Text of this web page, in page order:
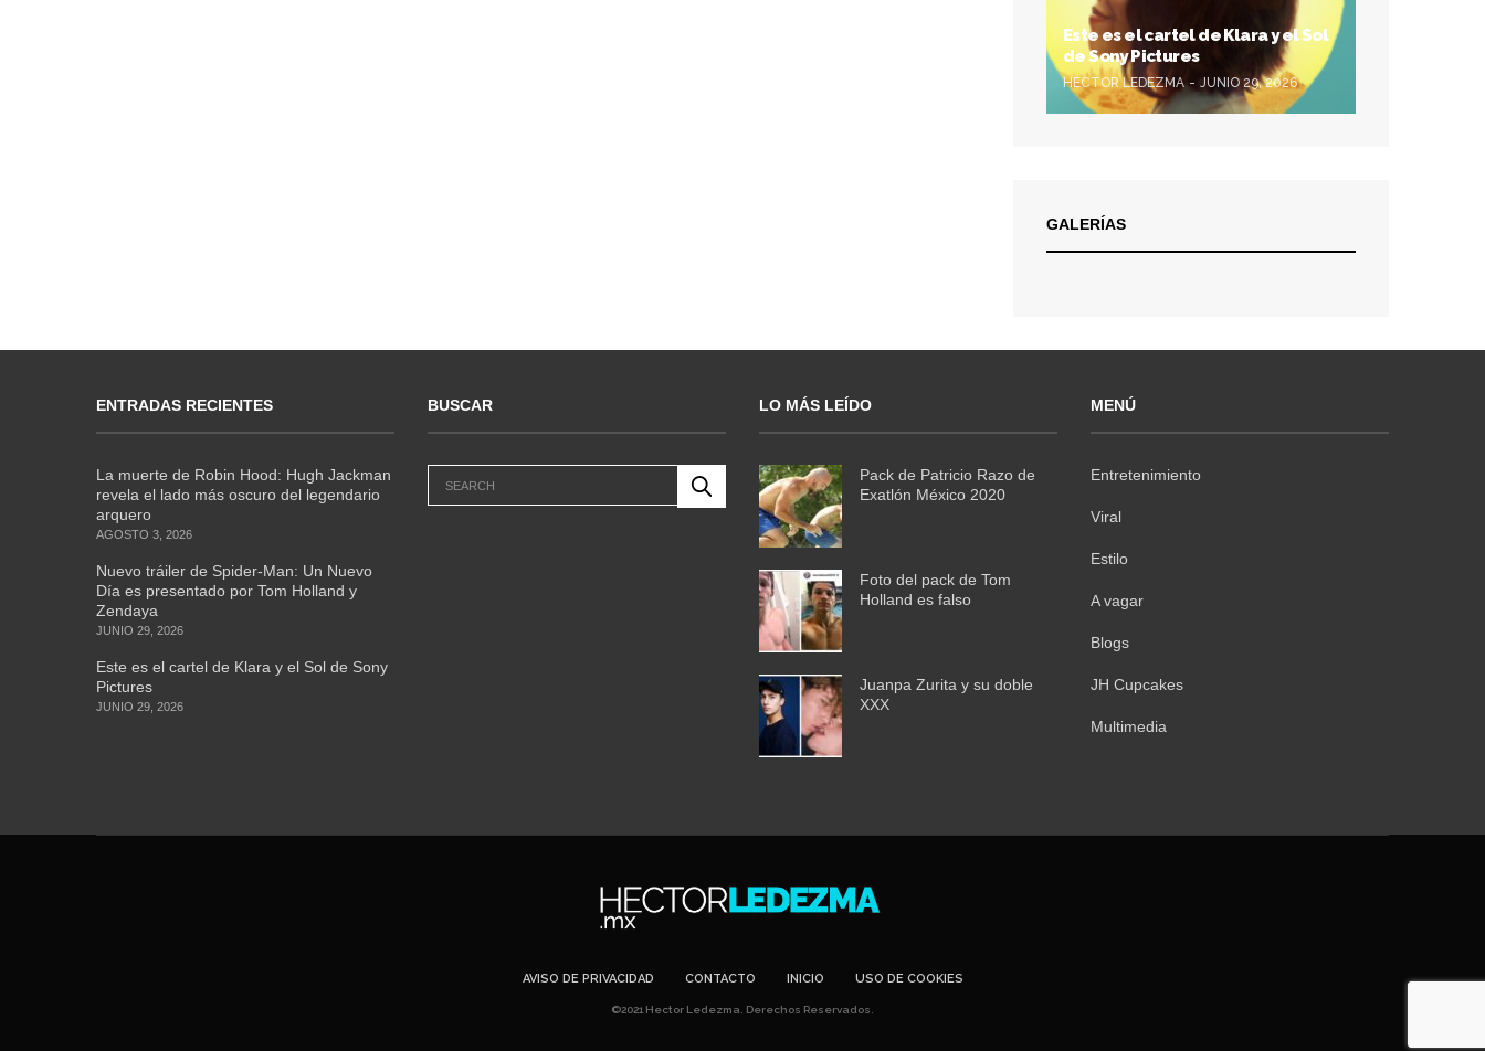
Este es el cartel de Klara y el Sol
de Sony Pictures
HÉCTOR LEDEZMA JUNIO 29, 2026
GALERÍAS
ENTRADAS RECIENTES
La muerte de Robin Hood: Hugh Jackman
revela el lado más oscuro del legendario
arquero
AGOSTO 3, 2026
Nuevo tráiler de Spider-Man: Un Nuevo
Día es presentado por Tom Holland y
Zendaya
JUNIO 29, 2026
Este es el cartel de Klara y el Sol de Sony
Pictures
JUNIO 29, 2026
BUSCAR LO MÁS LEÍDO
Pack de Patricio Razo de
Exatlón México 2020
Foto del pack de Tom
Holland es falso
Juanpa Zurita y su doble
XXX
MENÚ
Entretenimiento
Viral
Estilo
A vagar
Blogs
JH Cupcakes
Multimedia
AVISO DE PRIVACIDAD CONTACTO INICIO USO DE COOKIES
©2021 Hector Ledezma. Derechos Reservados.